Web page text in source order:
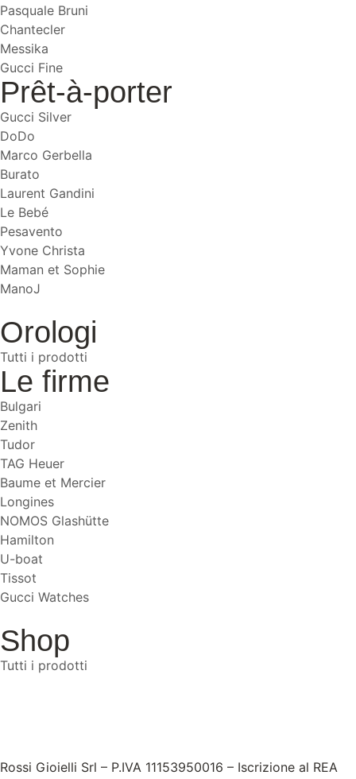
Pasquale Bruni
Chantecler
Messika
Gucci Fine
Prêt-à-porter
Gucci Silver
DoDo
Marco Gerbella
Burato
Laurent Gandini
Le Bebé
Pesavento
Yvone Christa
Maman et Sophie
ManoJ
Orologi
Tutti i prodotti
Le firme
Bulgari
Zenith
Tudor
TAG Heuer
Baume et Mercier
Longines
NOMOS Glashütte
Hamilton
U-boat
Tissot
Gucci Watches
Shop
Tutti i prodotti
Rossi Gioielli Srl – P.IVA 11153950016 – Iscrizione al REA